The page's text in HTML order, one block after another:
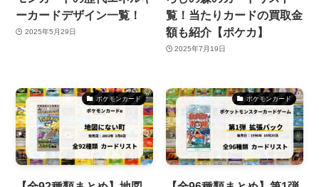
ーカードデザイン一覧！
2025年5月29日
覧！当たりカードの買取金
額も紹介【ポケカ】
2025年7月19日
ポケモンカード ポケモンカード